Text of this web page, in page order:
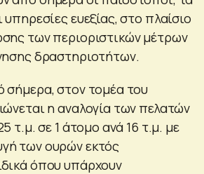
ευεξίας, στο πλαίσιο
των περιοριστικών μέτρων
δραστηριοτήτων.
σήμερα, στον τομέα του
η αναλογία των πελατών
τ.μ. σε 1 άτομο ανά 16 τ.μ. με
των ουρών εκτός
όπου υπάρχουν